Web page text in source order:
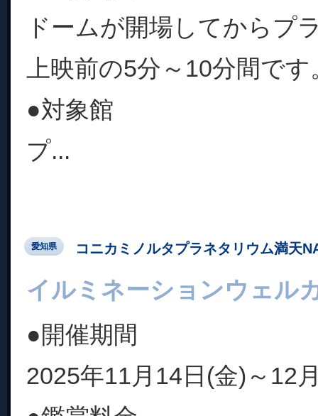
ドームが開場してからプ
上映前の5分～10分間です
●対象館
プ...
愛知県 コニカミノルタプラネタリウム満天
イルミネーションウェル
●開催期間
2025年11月14日(金)～12